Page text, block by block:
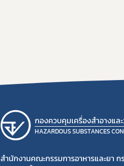
กองควบคุมเครื่องสำอางแ
HAZARDOUS SUBSTANCES
สำนักงานคณะกรรมการอาหารและยา